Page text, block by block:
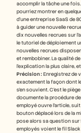
accomplir la tâche une
pourriez montrer en
d'une entreprise SaaS de
à guider une nouvelle
dix nouvelles recrues sur
le tutoriel de déploiement
nouvelles recrues
et rembobiner. La qualité
l'explication la plus claire,
Précision : Enregistrez de
exactement la façon dont
s'en souvient. C'est le
documente la procédure
employé ouvre l'article,
bouton déplacé lors de la
pose alors sa question sur
employés voient le fil